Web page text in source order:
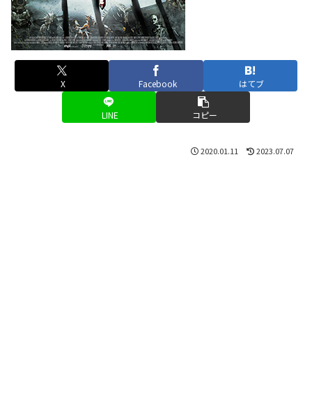
X Facebook はてブ
LINE コピー
2020.01.11 2023.07.07